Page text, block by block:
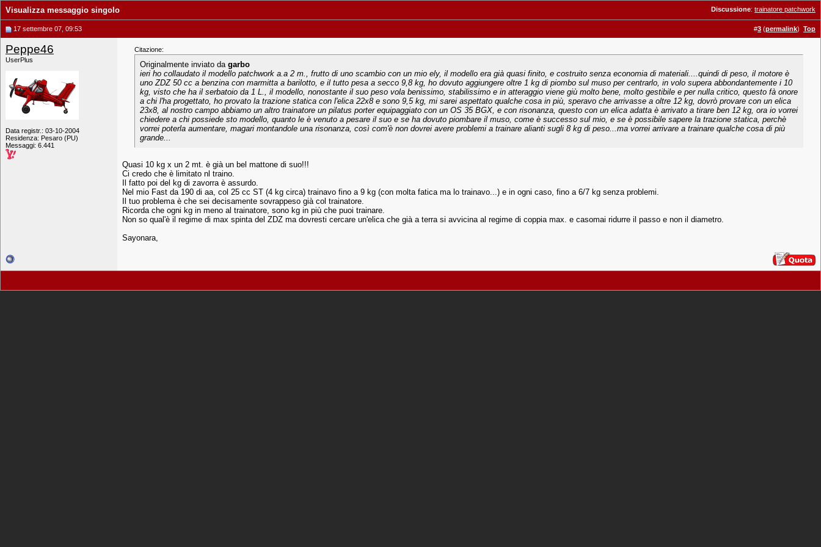
Discussione: trainatore patchwork
Visualizza messaggio singolo
17 settembre 07, 09:53 #3 (permalink) Top
Peppe46
UserPlus
Data registr.: 03-10-2004
Residenza: Pesaro (PU)
Messaggi: 6.441
Citazione:
Originalmente inviato da garbo
ieri ho collaudato il modello patchwork a.a 2 m., frutto di uno scambio con un mio ely, il modello era già quasi finito, e costruito senza economia di materiali....quindi di peso, il motore è
uno ZDZ 50 cc a benzina con marmitta a barilotto, e il tutto pesa a secco 9,8 kg, ho dovuto aggiungere oltre 1 kg di piombo sul muso per centrarlo, in volo supera abbondantemente i 10
kg, visto che ha il serbatoio da 1 L., il modello, nonostante il suo peso vola benissimo, stabilissimo e in atteraggio viene giù molto bene, molto gestibile e per nulla critico, questo fà onore
a chi l'ha progettato, ho provato la trazione statica con l'elica 22x8 e sono 9,5 kg, mi sarei aspettato qualche cosa in più, speravo che arrivasse a oltre 12 kg, dovrò provare con un elica
23x8, al nostro campo abbiamo un altro trainatore un pilatus porter equipaggiato con un OS 35 BGX, e con risonanza, questo con un elica adatta è arrivato a tirare ben 12 kg, ora io vorrei
chiedere a chi possiede sto modello, quanto le è venuto a pesare il suo e se ha dovuto piombare il muso, come è successo sul mio, e se è possibile sapere la trazione statica, perchè
vorrei poterla aumentare, magari montandole una risonanza, così com'è non dovrei avere problemi a trainare alianti sugli 8 kg di peso...ma vorrei arrivare a trainare qualche cosa di più
grande...
Quasi 10 kg x un 2 mt. è già un bel mattone di suo!!!
Ci credo che è limitato nl traino.
Il fatto poi del kg di zavorra è assurdo.
Nel mio Fast da 190 di aa, col 25 cc ST (4 kg circa) trainavo fino a 9 kg (con molta fatica ma lo trainavo...) e in ogni caso, fino a 6/7 kg senza problemi.
Il tuo problema è che sei decisamente sovrappeso già col trainatore.
Ricorda che ogni kg in meno al trainatore, sono kg in più che puoi trainare.
Non so qual'è il regime di max spinta del ZDZ ma dovresti cercare un'elica che già a terra si avvicina al regime di coppia max. e casomai ridurre il passo e non il diametro.
Sayonara,